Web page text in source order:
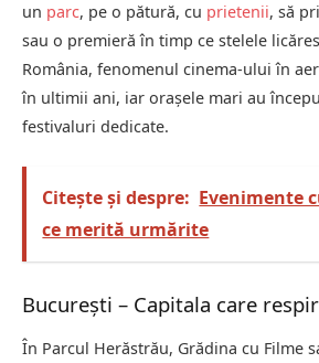
un parc, pe o pătură, cu prietenii, să
sau o premieră în timp ce stelele
România, fenomenul cinema-ului în
în ultimii ani, iar orașele mari au
festivaluri dedicate.
Citește și despre: Evenimente
ce merită urmărite
București – Capitala care
În Parcul Herăstrău, Grădina cu Filme